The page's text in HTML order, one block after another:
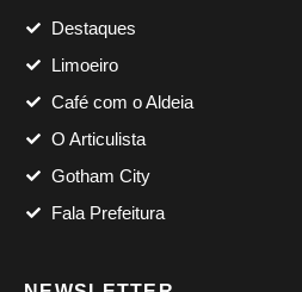
Destaques
Limoeiro
Café com o Aldeia
O Articulista
Gotham City
Fala Prefeitura